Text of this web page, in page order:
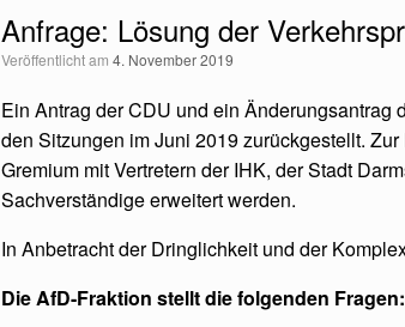
Anfrage: Lösung der
Veröffentlicht am 4. November 2019
Ein Antrag der CDU und ein Änderungsantrag
den Sitzungen im Juni 2019 zurückgestellt.
Gremium mit Vertretern der IHK, der Stadt
Sachverständige erweitert werden.
In Anbetracht der Dringlichkeit und der
Die AfD-Fraktion stellt die folgenden Fragen: